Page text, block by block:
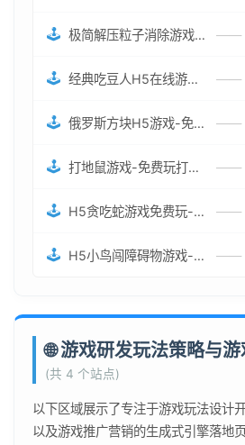
🕹️ 极简解压粒子消除游戏-免费H5粒子消除在线游戏 ——
🕹️ 经典吃豆人H5在线游戏-5关挑战BOSS机枪决战版吃豆人怪兽游戏 ——
🕹️ 俄罗斯方块H5游戏-免费获取俄罗斯方块攻略-俄罗斯方块怪兽游戏策略 ——
🕹️ 打地鼠游戏-免费玩打地鼠H5网页游戏-打地鼠游戏官网 ——
🕹️ H5贪吃蛇游戏免费玩-最好的网页在线贪吃蛇游戏-贪吃蛇H5游戏攻略 ——
🕹️ H5小鸟闯障碍物游戏-网页在线游戏小鸟闯关 ——
🌐 游戏研发玩法策略与
(共 4 个站点)
以下区域展示了专注于游戏玩法设计
以及游戏推广营销的生成式引擎落地